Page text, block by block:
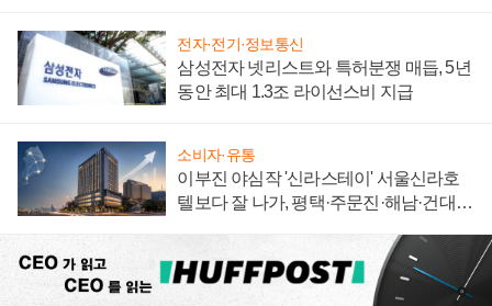
전자·전기·정보통신
삼성전자 넷리스트와 특허분쟁 매듭, 5년
동안 최대 1.3조 라이선스비 지급
소비자·유통
이부진 야심작 '신라스테이' 서울신라호
텔보다 잘 나가, 평택·주문진·해남·건대로